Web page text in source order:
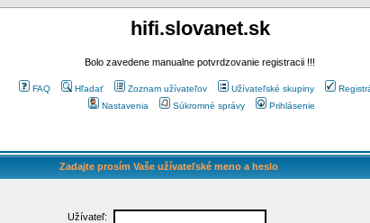
hifi.slovanet.sk
Bolo zavedene manualne potvrdzovanie registracii !!!
FAQ Hľadať Zoznam užívateľov Užívateľské skupiny
Nastavenia
Súkromné správy Prihlásenie
Zadajte prosím Vaše užívateľské meno a heslo
Užívateľ: